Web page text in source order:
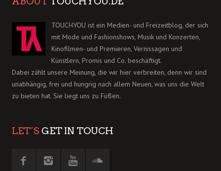
TOUCHYOU ist ein Medien- und Freizeitblog, der sich
mit Mode und Fashionshows, Musik und Konzerten,
Kinofilmen- und Premieren, Vernissagen und
Künstlern, Promis und Co. beschäftigt.
Dabei zählt unsere Meinung, die wir hier verbreiten, denn wir sind
unabhängig, frei und hungrig nach allem Neuen, was uns die Welt
zu bieten hat. Sie liegt uns zu Füßen.
LET´S GET IN TOUCH